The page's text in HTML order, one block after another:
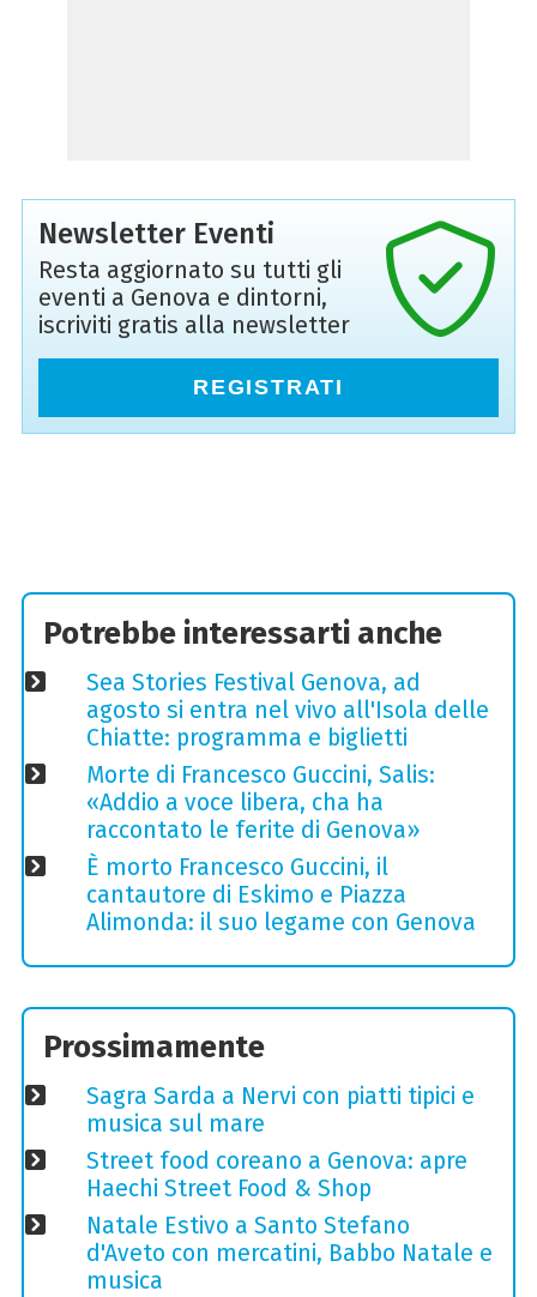
Newsletter Eventi
Resta aggiornato su tutti gli
eventi a Genova e dintorni,
iscriviti gratis alla newsletter
REGISTRATI
Potrebbe interessarti anche
Sea Stories Festival Genova, ad
agosto si entra nel vivo all'Isola delle
Chiatte: programma e biglietti
Morte di Francesco Guccini, Salis:
«Addio a voce libera, cha ha
raccontato le ferite di Genova»
È morto Francesco Guccini, il
cantautore di Eskimo e Piazza
Alimonda: il suo legame con Genova
Prossimamente
Sagra Sarda a Nervi con piatti tipici e
musica sul mare
Street food coreano a Genova: apre
Haechi Street Food & Shop
Natale Estivo a Santo Stefano
d'Aveto con mercatini, Babbo Natale e
musica